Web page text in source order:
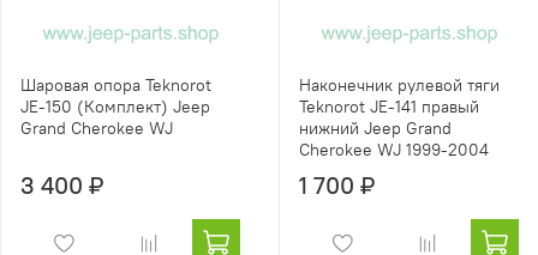
Шаровая опора Teknorot
JE-150 (Комплект) Jeep
Grand Cherokee WJ
3 400 ₽
Наконечник рулевой тяги
Teknorot JE-141 правый
нижний Jeep Grand
Cherokee WJ 1999-2004
1 700 ₽